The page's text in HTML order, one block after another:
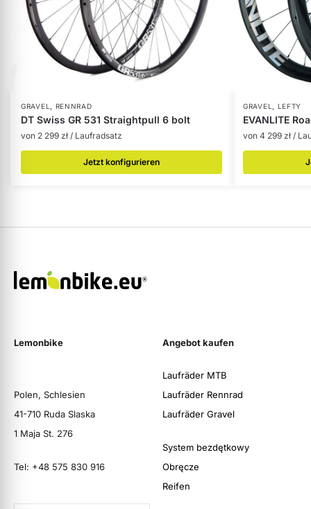
GRAVEL RENNRAD
DT Swiss GR 531 Straightpull 6 bolt
von 2 299 zł / Laufradsatz
Jetzt konfigurieren
GRAVEL LEFTY
EVANLITE
von 4 299 zł /
Lemonbike
Polen, Schlesien
41-710 Ruda Slaska
1 Maja St. 276
Tel: +48 575 830 916
Angebot kaufen
Laufräder MTB
Laufräder Rennrad
Laufräder Gravel
System bezdętkowy
Obręcze
Reifen